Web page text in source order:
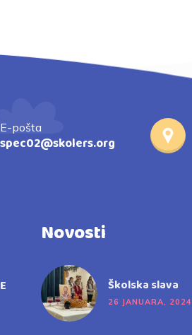
E-pošta
spec02@skolers.org
Novosti
Školska slava
26 JANUARA, 2024